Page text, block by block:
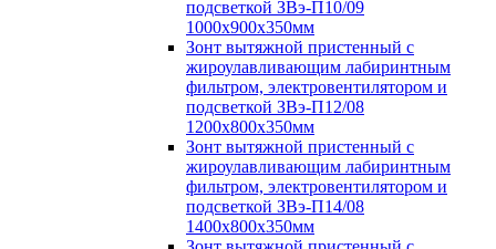
подсветкой ЗВэ-П10/09
1000х900х350мм
Зонт вытяжной пристенный с
жироулавливающим лабиринтным
фильтром, электровентилятором и
подсветкой ЗВэ-П12/08
1200х800х350мм
Зонт вытяжной пристенный с
жироулавливающим лабиринтным
фильтром, электровентилятором и
подсветкой ЗВэ-П14/08
1400х800х350мм